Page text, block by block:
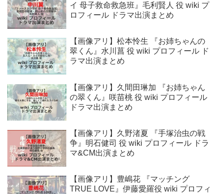
イ 母子救命救急班』毛利賢人 役 wiki プ
ロフィール ドラマ出演まとめ
【画像アリ】松本怜生 『お姉ちゃんの
翠くん』水川菖 役 wiki プロフィール ド
ラマ出演まとめ
【画像アリ】久間田琳加 『お姉ちゃん
の翠くん』咲苗桃 役 wiki プロフィール
ドラマ出演まとめ
【画像アリ】久野渚夏 『手塚治虫の戦
争』明石健司 役 wiki プロフィール ドラ
マ&CM出演まとめ
【画像アリ】豊嶋花 『マッチング
TRUE LOVE』伊藤愛羅役 wiki プロフィ